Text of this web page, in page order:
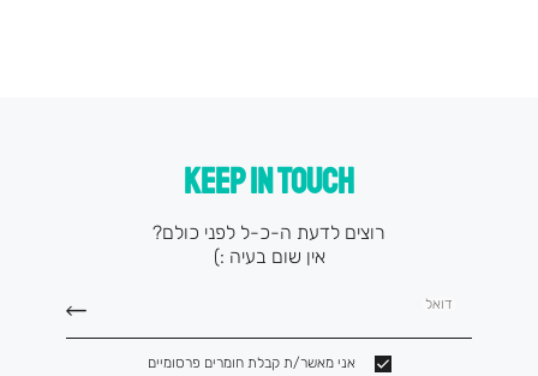
KEEP IN TOUCH
רוצים לדעת ה-כ-ל לפני כולם?
אין שום בעיה :)
דואל
אני מאשר/ת קבלת חומרים פרסומיים